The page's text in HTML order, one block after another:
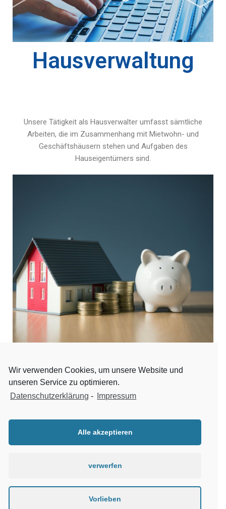
Hausverwaltung
Unsere Tätigkeit als Hausverwalter umfasst sämtliche
Arbeiten, die im Zusammenhang mit Mietwohn- und
Geschäftshäusern stehen und Aufgaben des
Hauseigentümers sind.
Finanzierungs-
vermittlung
Aufgrund guter Kontakte zu renommierten
Geschäftsbanken beziehungsweise Versicherungsmaklern
Wir verwenden Cookies, um unsere Website und
unseren Service zu optimieren.
Datenschutzerklärung - Impressum
Alle akzeptieren
verwerfen
Vorlieben